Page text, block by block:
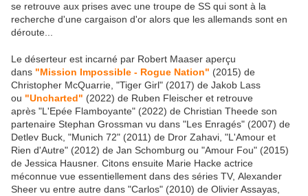
se retrouve aux prises avec une troupe de SS qui sont à la
recherche d'une cargaison d'or alors que les allemands sont en
déroute...
Le déserteur est incarné par Robert Maaser aperçu
dans "Mission Impossible - Rogue Nation" (2015) de
Christopher McQuarrie, "Tiger Girl" (2017) de Jakob Lass
ou "Uncharted" (2022) de Ruben Fleischer et retrouve
après "L'Epée Flamboyante" (2022) de Christian Theede son
partenaire Stephan Grossman vu dans "Les Enragés" (2007) de
Detlev Buck, "Munich 72" (2011) de Dror Zahavi, "L'Amour et
Rien d'Autre" (2012) de Jan Schomburg ou "Amour Fou" (2015)
de Jessica Hausner. Citons ensuite Marie Hacke actrice
méconnue vue essentiellement dans des séries TV, Alexander
Sheer vu entre autre dans "Carlos" (2010) de Olivier Assayas,